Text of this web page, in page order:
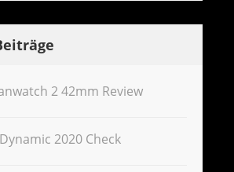
2 42mm Review
2020 Check